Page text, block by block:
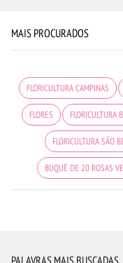
MAIS PROCURADOS
FLORICULTURA CAMPINAS
FLORES FLORICULTURA
FLORICULTURA SÃO
BUQUÊ DE 20 ROSAS